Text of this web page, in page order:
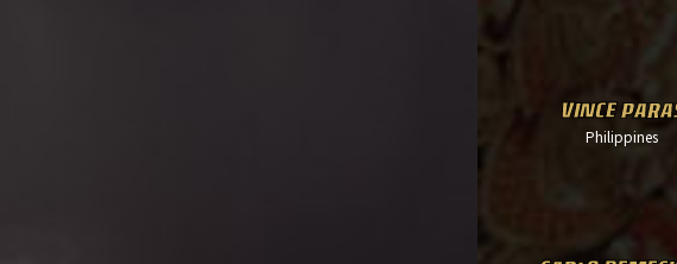
VINCE
Philippines